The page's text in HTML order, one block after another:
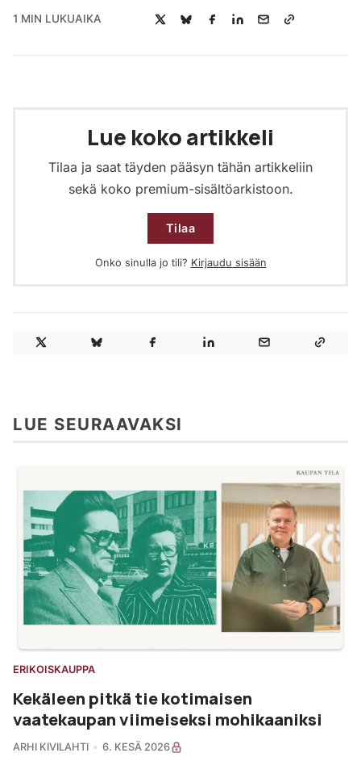
1 MIN LUKUAIKA
Lue koko artikkeli
Tilaa ja saat täyden pääsyn tähän artikkeliin
sekä koko premium-sisältöarkistoon.
Tilaa
Onko sinulla jo tili? Kirjaudu sisään
LUE SEURAAVAKSI
ERIKOISKAUPPA
Kekäleen pitkä tie kotimaisen
vaatekaupan viimeiseksi mohikaaniksi
ARHI KIVILAHTI 6. KESÄ 2026